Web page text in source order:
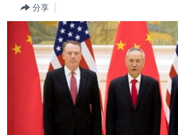
到
最新国际新闻
印太
中东
分类新闻
经济·金融·贸易
人权·法律·宗教
科教·文娱·体健
美中关系
热点专题
白宫要闻
国会报道
VOA视频
VOA今日焦点
分享